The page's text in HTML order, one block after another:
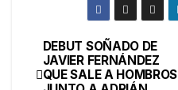
DEBUT SOÑADO DE
JAVIER FERNÁNDEZ
QUE SALE A HOMBROS